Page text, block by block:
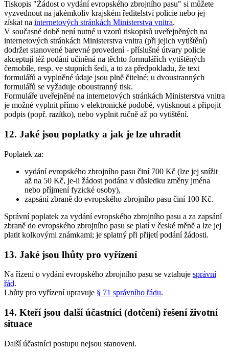
Tiskopis "Žádost o vydání evropského zbrojního pasu" si můžete
vyzvednout na jakémkoliv krajském ředitelství policie nebo jej
získat na internetových stránkách Ministerstva vnitra.
V současné době není nutné u vzorů tiskopisů uveřejněných na
internetových stránkách Ministerstva vnitra (při jejich vytištění)
dodržet stanovené barevné provedení - příslušné útvary policie
akceptují též podání učiněná na těchto formulářích vytištěných
černobíle, resp. ve stupních šedi, a to za předpokladu, že text
formulářů a vyplněné údaje jsou plně čitelné; u dvoustranných
formulářů se vyžaduje oboustranný tisk.
Formuláře uveřejněné na internetových stránkách Ministerstva vnitra
je možné vyplnit přímo v elektronické podobě, vytisknout a připojit
podpis (popř. razítko), nebo vyplnit ručně až po vytištění.
12. Jaké jsou poplatky a jak je lze uhradit
Poplatek za:
vydání evropského zbrojního pasu činí 700 Kč (lze jej snížit
až na 50 Kč, je-li žádost podána v důsledku změny jména
nebo příjmení fyzické osoby),
zapsání zbraně do evropského zbrojního pasu činí 100 Kč.
Správní poplatek za vydání evropského zbrojního pasu a za zapsání
zbraně do evropského zbrojního pasu se platí v české měně a lze jej
platit kolkovými známkami; je splatný při přijetí podání žádosti.
13. Jaké jsou lhůty pro vyřízení
Na řízení o vydání evropského zbrojního pasu se vztahuje správní
řád.
Lhůty pro vyřízení upravuje § 71 správního řádu.
14. Kteří jsou další účastníci (dotčení) řešení životní
situace
Další účastníci postupu nejsou stanoveni.